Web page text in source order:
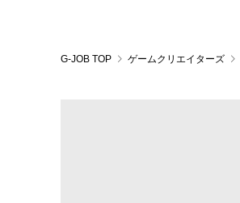
G-JOB TOP ゲームクリエイターズ